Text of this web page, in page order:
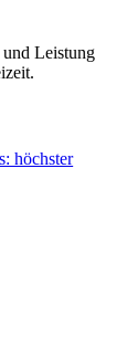
und Leistung
höchster